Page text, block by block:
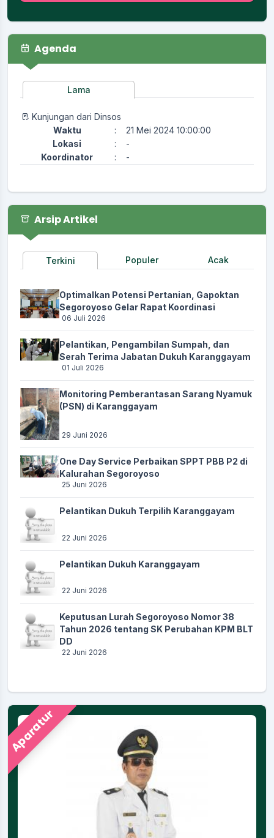
Agenda
Lama
Kunjungan dari Dinsos
Waktu
:
21 Mei 2024 10:00:00
Lokasi
:
-
Koordinator
: -
Arsip Artikel
Terkini Populer Acak
Optimalkan Potensi Pertanian, Gapoktan
Segoroyoso Gelar Rapat Koordinasi
06 Juli 2026
Pelantikan, Pengambilan Sumpah, dan
Serah Terima Jabatan Dukuh Karanggayam
01 Juli 2026
Monitoring Pemberantasan Sarang Nyamuk
(PSN) di Karanggayam
29 Juni 2026
One Day Service Perbaikan SPPT PBB P2 di
Kalurahan Segoroyoso
25 Juni 2026
Pelantikan Dukuh Terpilih Karanggayam
22 Juni 2026
Pelantikan Dukuh Karanggayam
22 Juni 2026
Keputusan Lurah Segoroyoso Nomor 38
Tahun 2026 tentang SK Perubahan KPM BLT
DD
22 Juni 2026
Aparatur